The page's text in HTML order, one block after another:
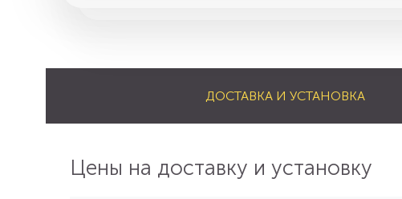
ДОСТАВКА И УСТАНОВКА
Цены на доставку и установку